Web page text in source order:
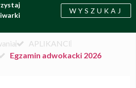
WYSZUKAJ
APLIKANCI
Egzamin adwokacki 2026